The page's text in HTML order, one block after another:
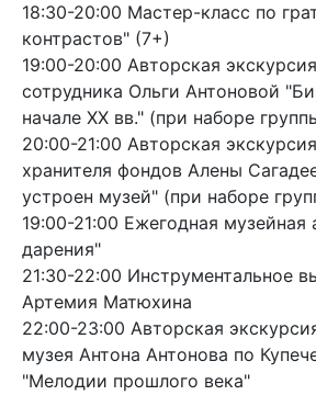
18:30-20:00 Мастер-класс по
контрастов" (7+)
19:00-20:00 Авторская
сотрудника Ольги Антоновой
начале XX вв." (при наборе
20:00-21:00 Авторская
хранителя фондов Алены
устроен музей" (при наборе
19:00-21:00 Ежегодная музейная
дарения"
21:30-22:00 Инструментальное
Артемия Матюхина
22:00-23:00 Авторская
музея Антона Антонова по
"Мелодии прошлого века"